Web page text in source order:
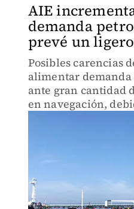
AIE
demanda
prevé un
Posibles carencias
alimentar
ante gran cantidad
en navegación,